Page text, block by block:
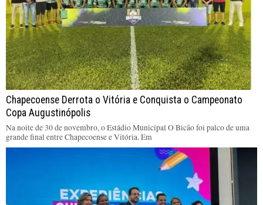
Chapecoense Derrota o Vitória e Conquista o Campeonato
Copa Augustinópolis
Na noite de 30 de novembro, o Estádio Municipal O Bicão foi palco de uma
grande final entre Chapecoense e Vitória. Em